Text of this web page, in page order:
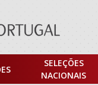
SELEÇÕES
NACIONAIS